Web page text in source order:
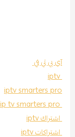
آي بي تي في
iptv
iptv smarters pro
ip tv smarters pro
اشتراك iptv
اشتراكات iptv